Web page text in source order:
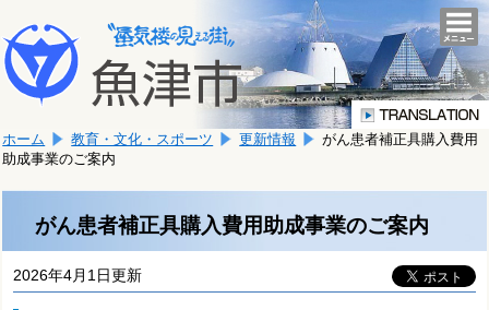
文
へ
移
ま
す。
こ
か
文
で
す。
ホーム 教育・文化・スポーツ 更新情報
がん患者補正具購入費用
助成事業のご案内
がん患者補正具購入費用助成事業のご案内
2026年4月1日更新